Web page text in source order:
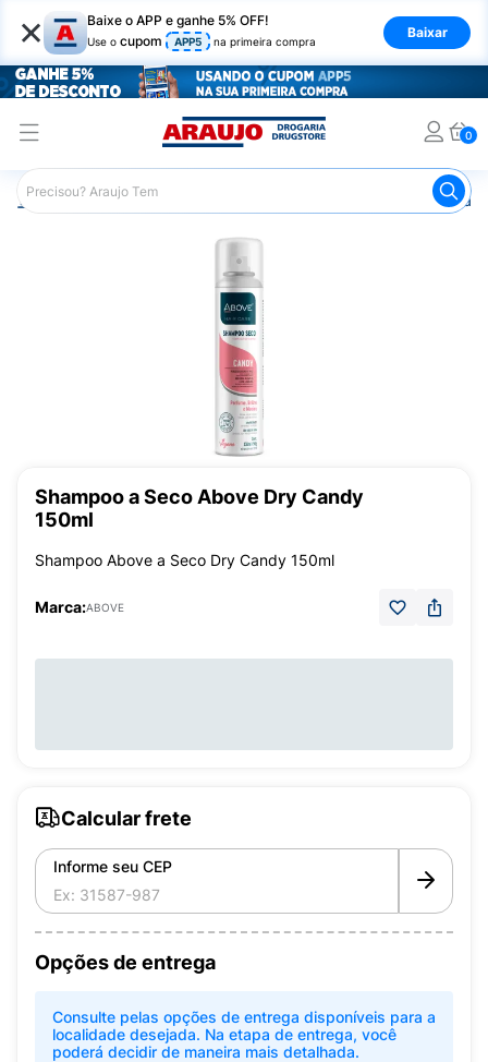
× Baixe o APP e ganhe 5% OFF!
Use o cupom APP5 na primeira compra
Baixar
0
Araujo Cabelo
Shampoo a Seco Above Dry Candy
150ml
Shampoo Above a Seco Dry Candy 150ml
Marca:ABOVE
Calcular frete
Informe seu CEP
Opções de entrega
Consulte pelas opções de entrega disponíveis para a
localidade desejada. Na etapa de entrega, você
poderá decidir de maneira mais detalhada.